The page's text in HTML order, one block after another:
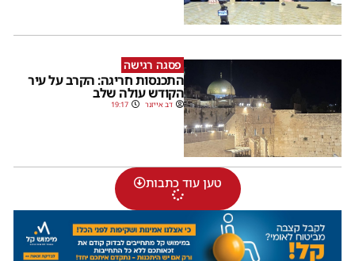
פסגה רגישה
התכנסות חריגה: הקרב על עיר
הקודש עולה שלב
דב אייזנר 19:17
טען עוד כתבות